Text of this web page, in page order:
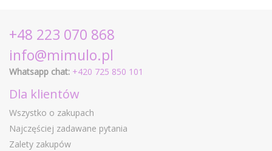
+48 223 070 868
info@mimulo.pl
Whatsapp chat: +420 725 850 101
Dla klientów
Wszystko o zakupach
Najczęściej zadawane pytania
Zalety zakupów